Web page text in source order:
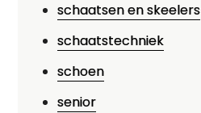
schaatsen en skeelers
schaatstechniek
schoen
senior